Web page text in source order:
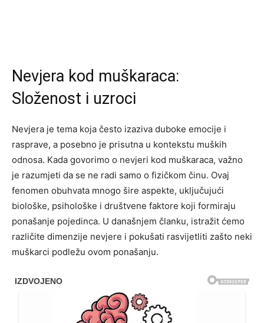
Nevjera kod muškaraca:
Složenost i uzroci
Nevjera je tema koja često izaziva duboke emocije i
rasprave, a posebno je prisutna u kontekstu muških
odnosa. Kada govorimo o nevjeri kod muškaraca, važno
je razumjeti da se ne radi samo o fizičkom činu. Ovaj
fenomen obuhvata mnogo šire aspekte, uključujući
biološke, psihološke i društvene faktore koji formiraju
ponašanje pojedinca. U današnjem članku, istražit ćemo
različite dimenzije nevjere i pokušati rasvijetliti zašto neki
muškarci podležu ovom ponašanju.